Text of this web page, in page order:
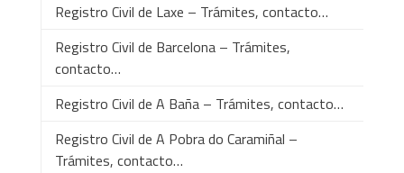
Registro Civil de Laxe – Trámites, contacto…
Registro Civil de Barcelona – Trámites,
contacto…
Registro Civil de A Baña – Trámites, contacto…
Registro Civil de A Pobra do Caramiñal –
Trámites, contacto…